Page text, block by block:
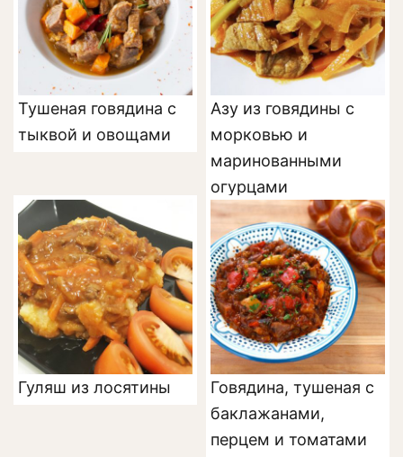
Тушеная говядина с
тыквой и овощами
Азу из говядины с
морковью и
маринованными
огурцами
Гуляш из лосятины
Говядина, тушеная с
баклажанами,
перцем и томатами